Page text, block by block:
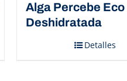
Alga Percebe Eco
Deshidratada
Detalles